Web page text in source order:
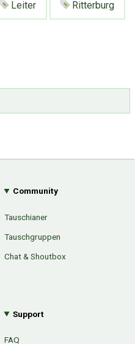
Leiter Ritterburg
Community
Tauschianer
Tauschgruppen
Chat & Shoutbox
Support
FAQ